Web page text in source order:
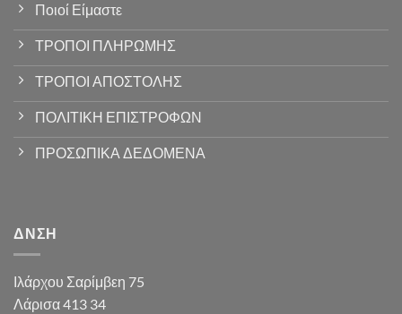
Ποιοί Είμαστε
ΤΡΟΠΟΙ ΠΛΗΡΩΜΗΣ
ΤΡΟΠΟΙ ΑΠΟΣΤΟΛΗΣ
ΠΟΛΙΤΙΚΗ ΕΠΙΣΤΡΟΦΩΝ
ΠΡΟΣΩΠΙΚΑ ΔΕΔΟΜΕΝΑ
ΔΝΣΗ
Ιλάρχου Σαρίμβεη 75
Λάρισα 413 34